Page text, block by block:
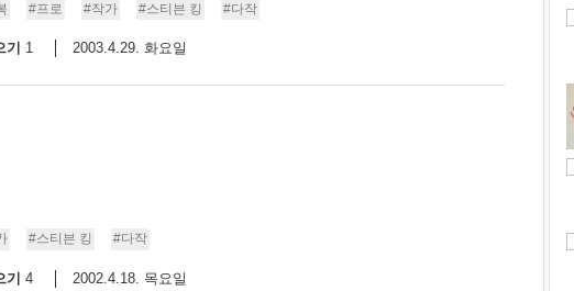
#프로 #작가 #스티븐 킹 #다작
기 1 2003.4.29. 화요일
#스티븐 킹 #다작
기 4 2002.4.18. 목요일